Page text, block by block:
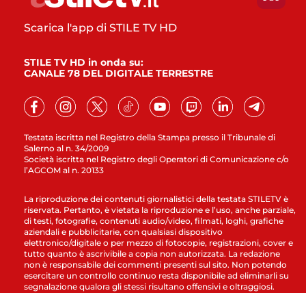
Testata iscritta nel Registro della Stampa presso il Tribunale di
Salerno al n. 34/2009
Società iscritta nel Registro degli Operatori di Comunicazione c/o
l’AGCOM al n. 20133
Scarica l'app di STILE TV HD
STILE TV HD in onda su:
CANALE 78 DEL DIGITALE TERRESTRE
La riproduzione dei contenuti giornalistici della testata STILETV è
riservata. Pertanto, è vietata la riproduzione e l’uso, anche parziale,
di testi, fotografie, contenuti audio/video, filmati, loghi, grafiche
aziendali e pubblicitarie, con qualsiasi dispositivo
elettronico/digitale o per mezzo di fotocopie, registrazioni, cover e
tutto quanto è ascrivibile a copia non autorizzata. La redazione
non è responsabile dei commenti presenti sul sito. Non potendo
esercitare un controllo continuo resta disponibile ad eliminarli su
segnalazione qualora gli stessi risultano offensivi e oltraggiosi.